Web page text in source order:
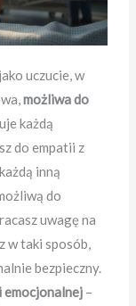
uczucie, w
możliwa do
każdą
do empatii z
inną
do
uwagę na
w taki sposób,
bezpieczny.
–